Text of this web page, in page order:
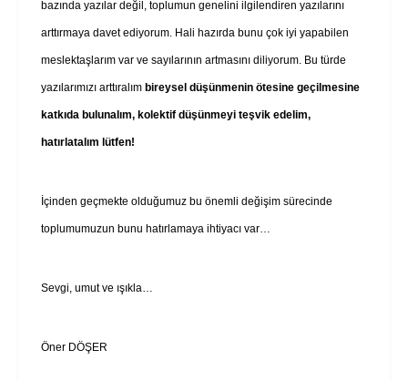
bazında yazılar değil, toplumun genelini ilgilendiren yazılarını
arttırmaya davet ediyorum. Hali hazırda bunu çok iyi yapabilen
meslektaşlarım var ve sayılarının artmasını diliyorum. Bu türde
yazılarımızı arttıralım bireysel düşünmenin ötesine geçilmesine
katkıda bulunalım, kolektif düşünmeyi teşvik edelim,
hatırlatalım lütfen!
İçinden geçmekte olduğumuz bu önemli değişim sürecinde
toplumumuzun bunu hatırlamaya ihtiyacı var…
Sevgi, umut ve ışıkla…
Öner DÖŞER